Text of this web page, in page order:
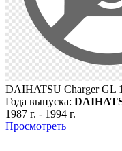
DAIHATSU Charger GL
Года выпуска:
1987 г. - 1994 г.
Просмотреть